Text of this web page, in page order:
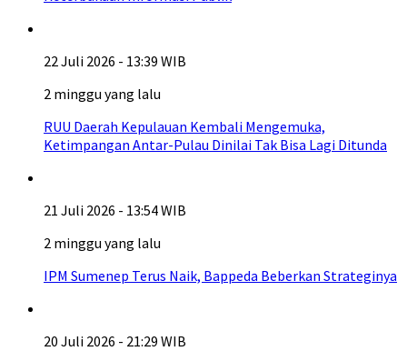
22 Juli 2026 - 13:39 WIB
2 minggu yang lalu
RUU Daerah Kepulauan Kembali Mengemuka,
Ketimpangan Antar-Pulau Dinilai Tak Bisa Lagi Ditunda
21 Juli 2026 - 13:54 WIB
2 minggu yang lalu
IPM Sumenep Terus Naik, Bappeda Beberkan Strateginya
20 Juli 2026 - 21:29 WIB